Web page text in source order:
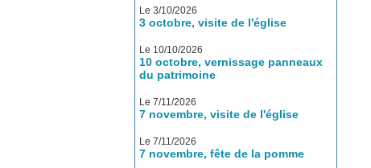
Le 3/10/2026
3 octobre, visite de l'église
Le 10/10/2026
10 octobre, vernissage panneaux
du patrimoine
Le 7/11/2026
7 novembre, visite de l'église
Le 7/11/2026
7 novembre, fête de la pomme